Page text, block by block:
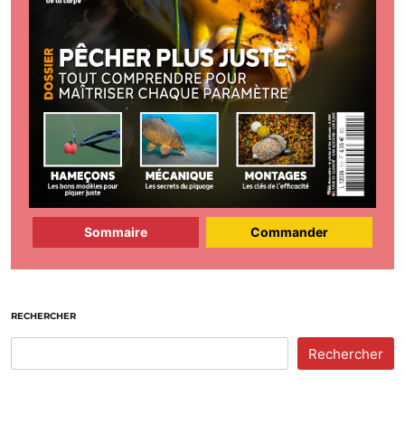
Sommaire Commander
RECHERCHER
Rechercher